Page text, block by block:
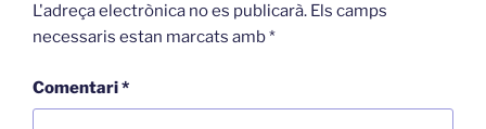
L'adreça electrònica no es publicarà. Els camps
necessaris estan marcats amb*
Comentari*